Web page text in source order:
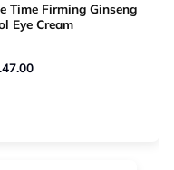
Time Firming Ginseng
Eye Cream